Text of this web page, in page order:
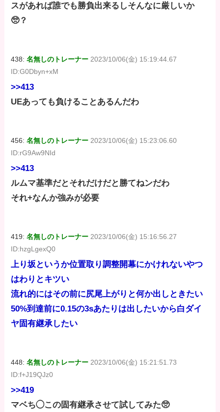
スがあれば誰でも勝負出来るしそんなに厳しいか
🥺？
438:名無しのトレーナー 2023/10/06(金) 15:19:44.67
ID:G0Dbyn+xM
>>413
UEあっても負けることあるんだわ
456:名無しのトレーナー 2023/10/06(金) 15:23:06.60
ID:rG9Aw9NId
>>413
ルムマ基準だとそれだけだと勝てねンだわ
それ+なんか強みが必要
419:名無しのトレーナー 2023/10/06(金) 15:16:56.27
ID:hzgLgexQ0
上り坂というか位置取り調整開幕にかけれないやつ
はわりとキツい
流れ的にはその前に尻尾上がりと何か出しときたい
50%到達前に0.15の3sあたりは出したいから白ダイ
ヤ固有継承したい
448:名無しのトレーナー 2023/10/06(金) 15:21:51.73
ID:f+J19QJz0
>>419
マベち◯この固有継承させて試してみた🥺